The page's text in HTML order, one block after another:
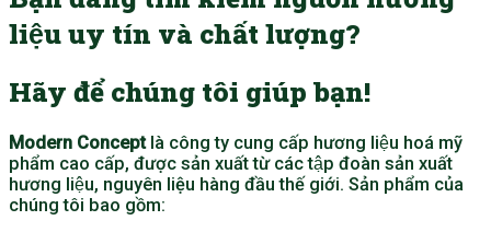
liệu uy tín và chất lượng?
Hãy để chúng tôi giúp bạn!
Modern Conceptlà công ty cung cấp hương liệu hoá mỹ
phẩm cao cấp, được sản xuất từ các tập đoàn sản xuất
hương liệu, nguyên liệu hàng đầu thế giới. Sản phẩm của
chúng tôi bao gồm: